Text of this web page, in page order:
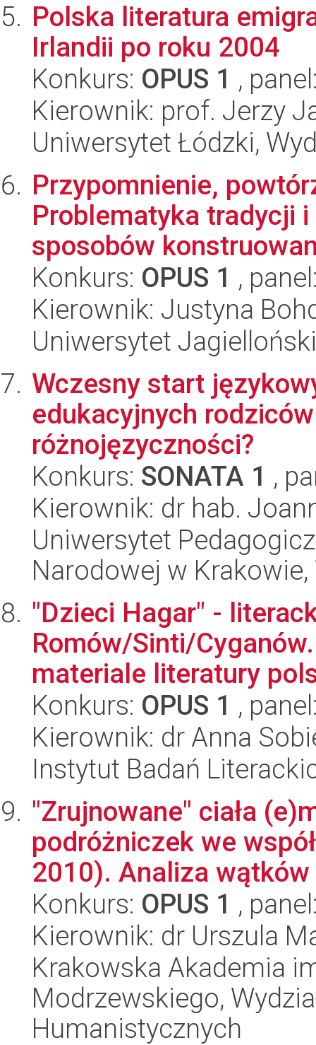
Polska literatura
Irlandii po roku 2004
Konkurs: OPUS 1 ,
Kierownik: prof. Jerzy
Uniwersytet Łódzki,
Przypomnienie,
Problematyka tradycji
sposobów
Konkurs: OPUS 1 ,
Kierownik: Justyna
Uniwersytet
Wczesny start
edukacyjnych
różnojęzyczności?
Konkurs: SONATA 1 ,
Kierownik: dr hab.
Uniwersytet
Narodowej w Krakowie,
"Dzieci Hagar" -
Romów/Sinti/
materiale literatury
Konkurs: OPUS 1 ,
Kierownik: dr Anna
Instytut Badań
"Zrujnowane" ciała
podróżniczek we
2010). Analiza
Konkurs: OPUS 1 ,
Kierownik: dr Urszula
Krakowska Akademia
Modrzewskiego,
Humanistycznych